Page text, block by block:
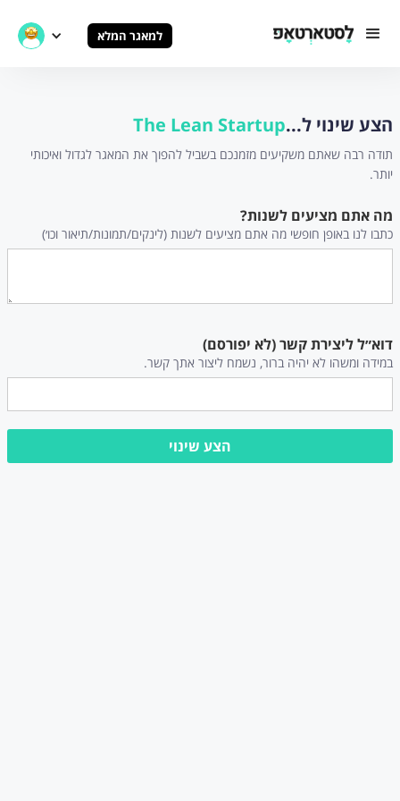
למאגר המלא
הצע שינוי ל...The Lean Startup
תודה רבה שאתם משקיעים מזמנכם בשביל להפוך את המאגר לגדול ואיכותי
יותר.
מה אתם מציעים לשנות?
כתבו לנו באופן חופשי מה אתם מציעים לשנות (לינקים/תמונות/תיאור וכו׳)
דוא״ל ליצירת קשר (לא יפורסם)
במידה ומשהו לא יהיה ברור, נשמח ליצור אתך קשר.